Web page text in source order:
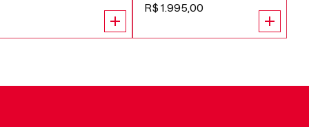
R$ 1.995,00